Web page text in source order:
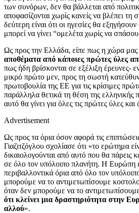
των συνόρων, δεν θα βάλλεται από
αποφασίζονται χωρίς κανείς να βλέπει τη
δεύτερη είναι ότι οι ηγεσίες θα εξηγήσουν
μπορεί να γίνει “ομελέτα χωρίς να
Ως προς την Ελλάδα, είπε πως η χώρα μας
αποθέματα από κάποιες πρώτες ύλες
πως ήδη βρίσκονται σε εξέλιξη έρευνες-
μικρό πρώτο μεν, προς τη σωστή
πρωτοβουλία της ΕΕ για τις κρίσιμες
παράλληλα θετικά τη θέση της ελληνικής
αυτό θα γίνει για όλες τις πρώτες ύλες και
Advertisement
Ως προς τα όρια όσον αφορά τις
Γιαζιτζόγλου σχολίασε ότι «το ερώτημα
δικαιολογούνται από αυτό που θα πάρεις
σε όλο τον υπόλοιπο πλανήτη. Η Ευρώπη
περιβαλλοντικά όρια από όλο τον
μπορούμε να το αντιμετωπίσουμε
όταν δεν μπορούμε να το
ότι κλείνει μια δραστηριότητα στην
αλλού».